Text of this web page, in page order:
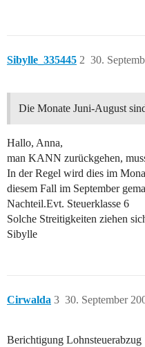
Sibylle_335445 30.
2
Die Monate Juni-August
Hallo, Anna,
man KANN zurückgehen,
In der Regel wird dies im
diesem Fall im September
Nachteil.Evt. Steuerklasse 6
Solche Streitigkeiten ziehen
Sibylle
Cirwalda 30. September
3
Berichtigung Lohnsteuerabzug